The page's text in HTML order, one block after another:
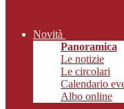
Novità
Panoramica
Le notizie
Le circolari
Calendario
Albo online